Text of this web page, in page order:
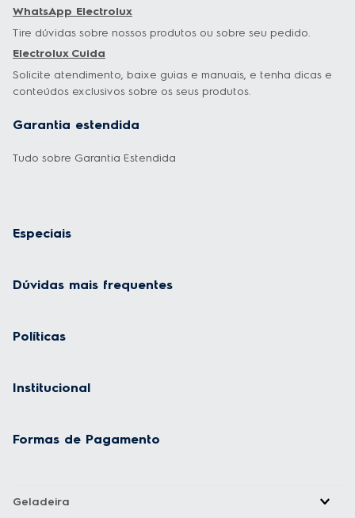
WhatsApp Electrolux
Tire dúvidas sobre nossos produtos ou sobre seu pedido.
Electrolux Cuida
Solicite atendimento, baixe guias e manuais, e tenha dicas e
conteúdos exclusivos sobre os seus produtos.
Garantia estendida
Tudo sobre Garantia Estendida
Especiais
Dúvidas mais frequentes
Políticas
Institucional
Formas de Pagamento
Geladeira